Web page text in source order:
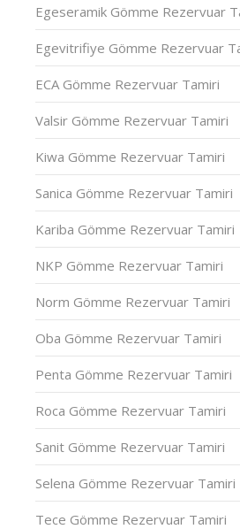
Egeseramik Gömme Rezervuar
Egevitrifiye Gömme Rezervuar
ECA Gömme Rezervuar Tamiri
Valsir Gömme Rezervuar Tamiri
Kiwa Gömme Rezervuar Tamiri
Sanica Gömme Rezervuar Tamiri
Kariba Gömme Rezervuar Tamiri
NKP Gömme Rezervuar Tamiri
Norm Gömme Rezervuar Tamiri
Oba Gömme Rezervuar Tamiri
Penta Gömme Rezervuar Tamiri
Roca Gömme Rezervuar Tamiri
Sanit Gömme Rezervuar Tamiri
Selena Gömme Rezervuar Tamiri
Tece Gömme Rezervuar Tamiri